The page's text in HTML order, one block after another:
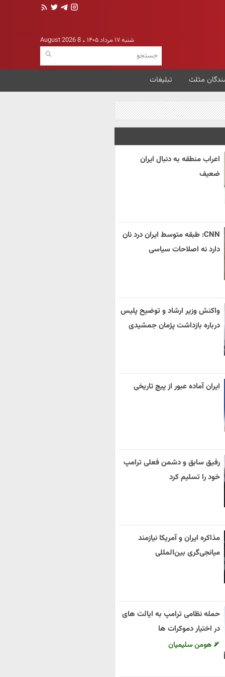
شنبه ۱۷ مرداد ۱۴۰۵ 8 August 2026
مثلث تبلیغات
اعراب منطقه به دنبال ایران
ضعیف
CNN: طبقه متوسط ایران درد نان
دارد نه اصلاحات سیاسی
واکنش وزیر ارشاد و توضیح پلیس
درباره بازداشت پژمان جمشیدی
ایران آماده عبور از پیچ تاریخی
رفیق سابق و دشمن فعلی ترامپ
خود را تسلیم کرد
مذاکره ایران و آمریکا نیازمند
میانجی‌گری بین‌المللی
حمله نظامی ترامپ به ایالت های
در اختیار دموکرات ها
هومن سلیمیان